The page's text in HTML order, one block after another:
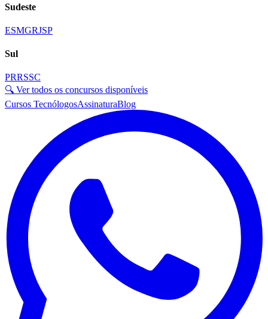
Sudeste
ESMGRJSP
Sul
PRRSSC
🔍 Ver todos os concursos disponíveis
Cursos TecnólogosAssinaturaBlog